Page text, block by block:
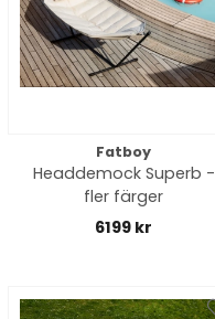
Fatboy
Headdemock Superb -
fler färger
6199 kr